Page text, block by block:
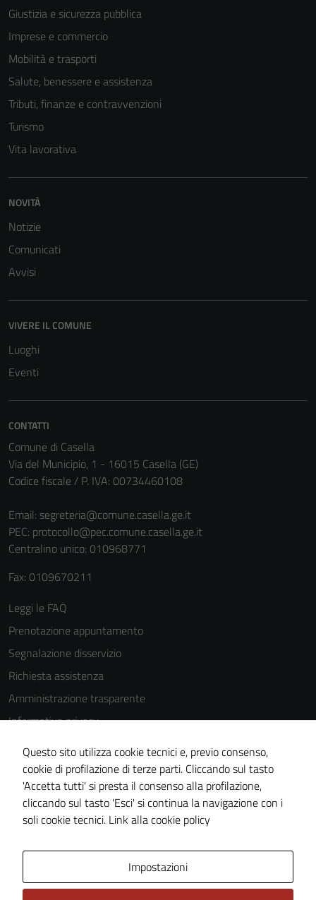
Giustizia e sicurezza pubblica
Imprese e commercio
Mobilità e trasporti
Salute, benessere e assistenza
Tributi, finanze e contravvenzioni
Turismo
Vita lavorativa
NOVITÀ
Notizie
Comunicati
Avvisi
VIVERE IL COMUNE
Luoghi
Eventi
CONTATTI
Comune di Casella
Via del Municipio, 1 - 16015 Casella (GE)
Codice fiscale / P. IVA: 00734460108
Email: segreteria@comune.casella.ge.it
PEC: protocollo@pec.comune.casella.ge.it
Centralino unico: 010968771
Fax: 0109670211
Leggi le FAQ
Prenotazione appuntamento
Segnalazione disservizio
Richiesta assistenza
Amministrazione trasparente
Informativa privacy
Cookie Policy
Note legali
Dichiarazione di accessibilità
Piano di miglioramento del sito
Questo sito utilizza cookie tecnici e, previo consenso,
cookie di profilazione di terze parti. Cliccando sul tasto
'Accetta tutti' si presta il consenso alla profilazione,
cliccando sul tasto 'Esci' si continua la navigazione con i
soli cookie tecnici. Link alla cookie policy
Impostazioni
del sito e non
disabilitati.
Questi cookie
informazioni
personali.
possono
essere
utilizzati
anche per la
profilazione.
La
disabilitazione
di questi
cookies può